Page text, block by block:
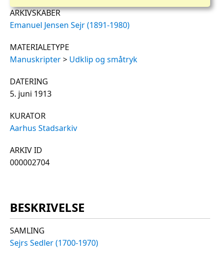
ARKIVSKABER
Emanuel Jensen Sejr (1891-1980)
MATERIALETYPE
Manuskripter> Udklip og småtryk
DATERING
5. juni 1913
KURATOR
Aarhus Stadsarkiv
ARKIV ID
000002704
BESKRIVELSE
SAMLING
Sejrs Sedler (1700-1970)